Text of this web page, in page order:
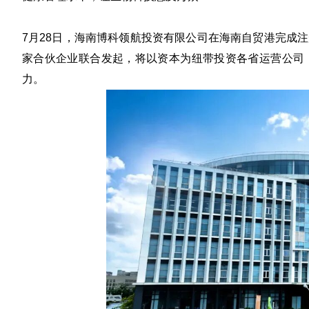
7月28日，海南博科领航投资有限公司在海南自贸港完成
家合伙企业联合发起，将以资本为纽带投资各省运营公
力。